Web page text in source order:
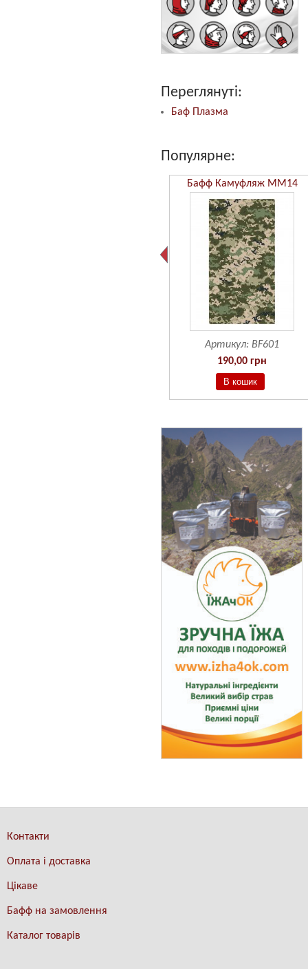
Переглянуті:
Баф Плазма
Популярне:
Бафф Камуфляж ММ14
Артикул: BF601
190,00 грн
Контакти
Оплата і доставка
Цікаве
Бафф на замовлення
Каталог товарів